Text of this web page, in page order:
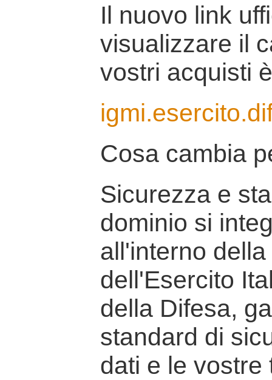
Il nuovo link
visualizzare il
vostri acquisti
Cosa cambia
Sicurezza e
dominio si
all'interno
dell'Esercito
della Difesa,
standard di
dati e le vostre